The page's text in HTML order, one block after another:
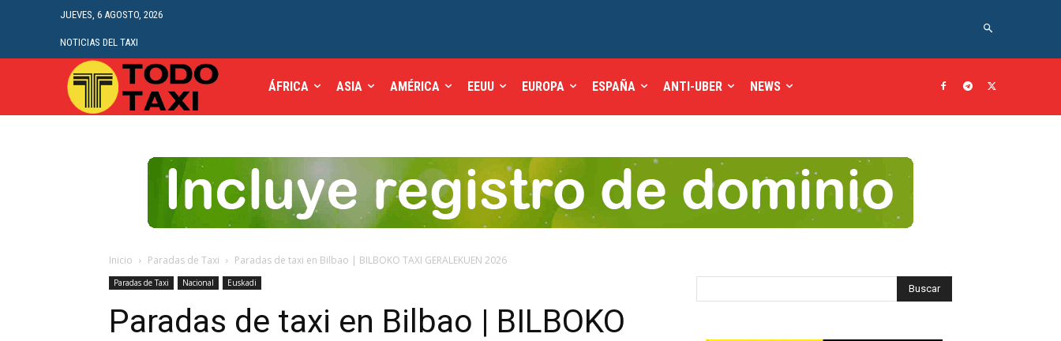
JUEVES, 6 AGOSTO, 2026
NOTICIAS DEL TAXI
ÁFRICA ASIA AMÉRICA EEUU EUROPA ESPAÑA ANTI-UBER NEWS
Inicio Paradas de Taxi Paradas de taxi en Bilbao | BILBOKO TAXI GERALEKUEN 2026
Paradas de Taxi Nacional Euskadi
Paradas de taxi en Bilbao | BILBOKO